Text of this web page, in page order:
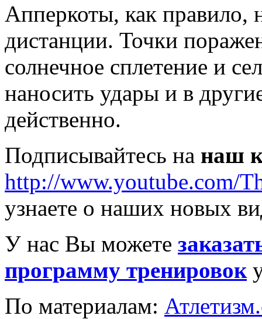
Апперкоты, как правило,
дистанции. Точки
солнечное сплетение и
наносить удары и в
действенно.
Подписывайтесь на наш
http://www.youtube.com/
узнаете о наших новых
У нас Вы можете
программу тренировок
По материалам: